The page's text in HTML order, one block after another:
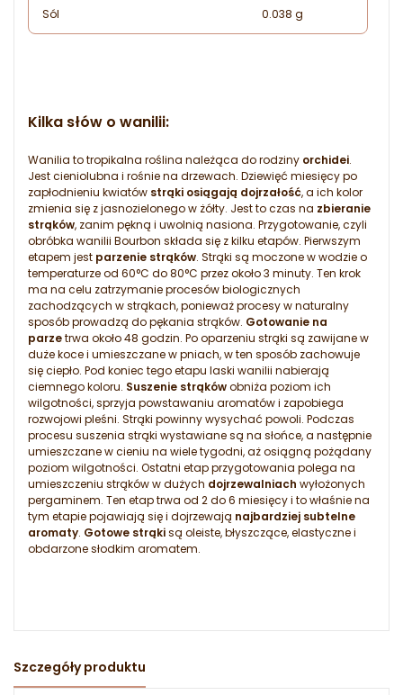
Sól 0.038 g
Kilka słów o wanilii:
Wanilia to tropikalna roślina należąca do rodziny orchidei.
Jest cieniolubna i rośnie na drzewach. Dziewięć miesięcy po
zapłodnieniu kwiatów strąki osiągają dojrzałość, a ich kolor
zmienia się z jasnozielonego w żółty. Jest to czas na zbieranie
strąków, zanim pękną i uwolnią nasiona. Przygotowanie, czyli
obróbka wanilii Bourbon składa się z kilku etapów. Pierwszym
etapem jest parzenie strąków. Strąki są moczone w wodzie o
temperaturze od 60°C do 80°C przez około 3 minuty. Ten krok
ma na celu zatrzymanie procesów biologicznych
zachodzących w strąkach, ponieważ procesy w naturalny
sposób prowadzą do pękania strąków. Gotowanie na
parzetrwa około 48 godzin. Po oparzeniu strąki są zawijane w
duże koce i umieszczane w pniach, w ten sposób zachowuje
się ciepło. Pod koniec tego etapu laski wanilii nabierają
ciemnego koloru. Suszenie strąkówobniża poziom ich
wilgotności, sprzyja powstawaniu aromatów i zapobiega
rozwojowi pleśni. Strąki powinny wysychać powoli. Podczas
procesu suszenia strąki wystawiane są na słońce, a następnie
umieszczane w cieniu na wiele tygodni, aż osiągną pożądany
poziom wilgotności. Ostatni etap przygotowania polega na
umieszczeniu strąków w dużych dojrzewalniach wyłożonych
pergaminem. Ten etap trwa od 2 do 6 miesięcy i to właśnie na
tym etapie pojawiają się i dojrzewają najbardziej subtelne
aromaty. Gotowe strąkisą oleiste, błyszczące, elastyczne i
obdarzone słodkim aromatem.
Szczegóły produktu